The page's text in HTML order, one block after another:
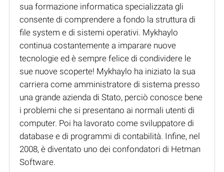
sua formazione informatica specializzata gli
consente di comprendere a fondo la struttura di
file system e di sistemi operativi. Mykhaylo
continua costantemente a imparare nuove
tecnologie ed è sempre felice di condividere le
sue nuove scoperte! Mykhaylo ha iniziato la sua
carriera come amministratore di sistema presso
una grande azienda di Stato, perciò conosce bene
i problemi che si presentano ai normali utenti di
computer. Poi ha lavorato come sviluppatore di
database e di programmi di contabilità. Infine, nel
2008, è diventato uno dei confondatori di Hetman
Software.